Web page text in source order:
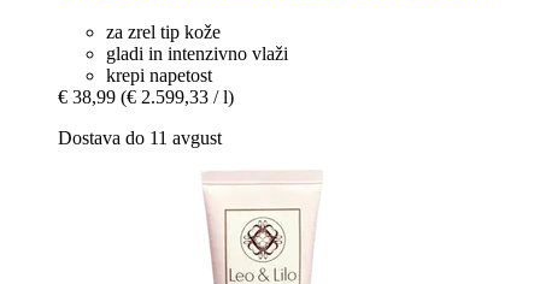
za zrel tip kože
gladi in intenzivno vlaži
krepi napetost
€ 38,99 (€ 2.599,33 / l)
Dostava do 11 avgust